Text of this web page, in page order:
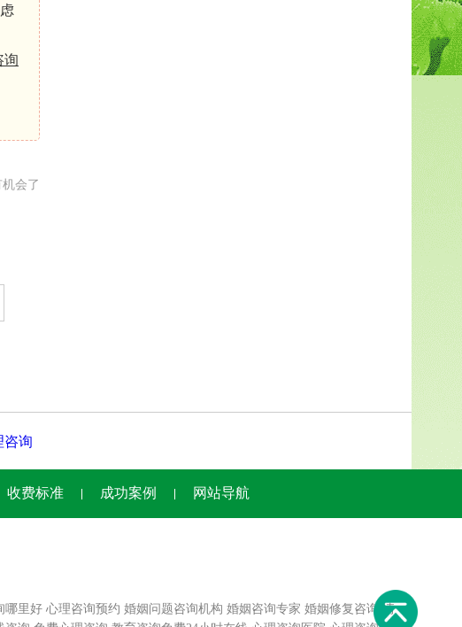
询
会了
咨询
收费标准 成功案例 网站导航
哪里好 心理咨询预约 婚姻问题咨询机构 婚姻咨询专家 婚姻修复咨询 情